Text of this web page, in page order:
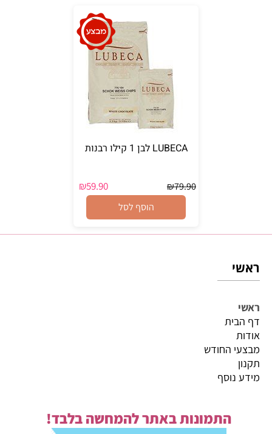
LUBECA לבן 1 קילו רבנות
₪79.90
₪59.90
הוסף לסל
ראשי
ראשי
דף הבית
אודות
מבצעי החודש
תקנון
מידע נוסף
התמונות באתר להמחשה בלבד!